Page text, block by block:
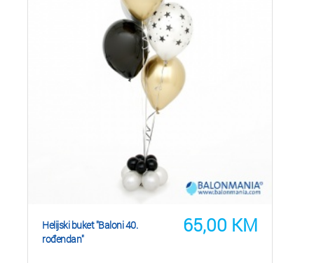
65,00 KM
Helijski buket "Baloni 40.
rođendan"